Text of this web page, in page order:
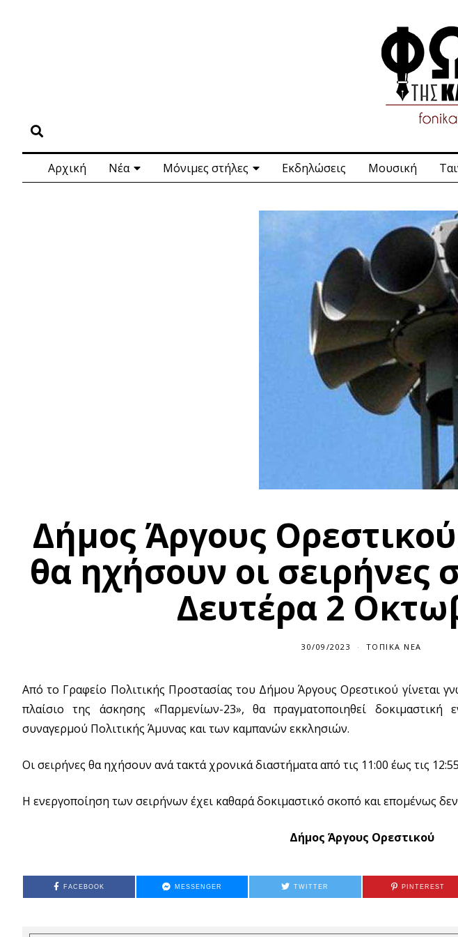
Αρχική Νέα Μόνιμες στήλες Εκδηλώσεις Μουσική
Δήμος Άργους
θα ηχήσουν οι σειρήνες
Δευτέρα 2
30/09/2023 ΤΟΠΙΚΆ ΝΈΑ
Από το Γραφείο Πολιτικής Προστασίας του Δήμου Άργους Ορεστικού γίνεται
πλαίσιο της άσκησης «Παρμενίων-23», θα πραγματοποιηθεί
συναγερμού Πολιτικής Άμυνας και των καμπανών εκκλησιών.
Οι σειρήνες θα ηχήσουν ανά τακτά χρονικά διαστήματα από τις 11:00 έως τις
Η ενεργοποίηση των σειρήνων έχει καθαρά δοκιμαστικό σκοπό και επομένως
Δήμος Άργους Ορεστικού
FACEBOOK MESSENGER TWITTER PINTEREST